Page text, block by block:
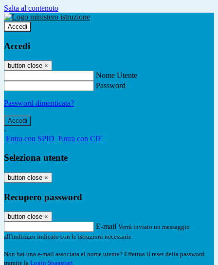
Salta al contenuto
Accedi
Accedi
button close ×
Nome Utente
Password
Password dimenticata?
-
Entra con SPID Entra con CIE
Seleziona utente
button close ×
Recupero password
button close ×
E-mail Verrà inviato un messaggio
all'indirizzo indicato con le istruzioni necessarie.
Non hai una e-mail associata al nome utente? Effettua il reset della password
tramite la Login Spaggiari